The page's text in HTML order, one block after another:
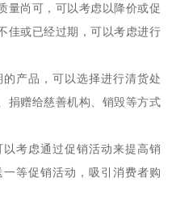
量尚可，可以考虑以降价或促
佳或已经过期，可以考虑进行
产品，可以选择进行清货处
捐赠给慈善机构、销毁等方式
考虑通过促销活动来提高销
等促销活动，吸引消费者购